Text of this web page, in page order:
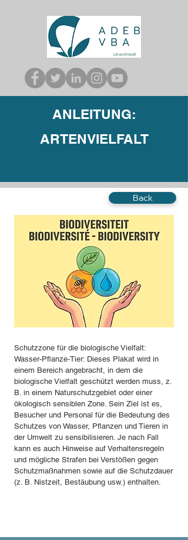
ANLEITUNG:
ARTENVIELFALT
Back
Schutzzone für die biologische Vielfalt:
Wasser-Pflanze-Tier: Dieses Plakat wird in
einem Bereich angebracht, in dem die
biologische Vielfalt geschützt werden muss, z.
B. in einem Naturschutzgebiet oder einer
ökologisch sensiblen Zone. Sein Ziel ist es,
Besucher und Personal für die Bedeutung des
Schutzes von Wasser, Pflanzen und Tieren in
der Umwelt zu sensibilisieren. Je nach Fall
kann es auch Hinweise auf Verhaltensregeln
und mögliche Strafen bei Verstößen gegen
Schutzmaßnahmen sowie auf die Schutzdauer
(z. B. Nistzeit, Bestäubung usw.) enthalten.